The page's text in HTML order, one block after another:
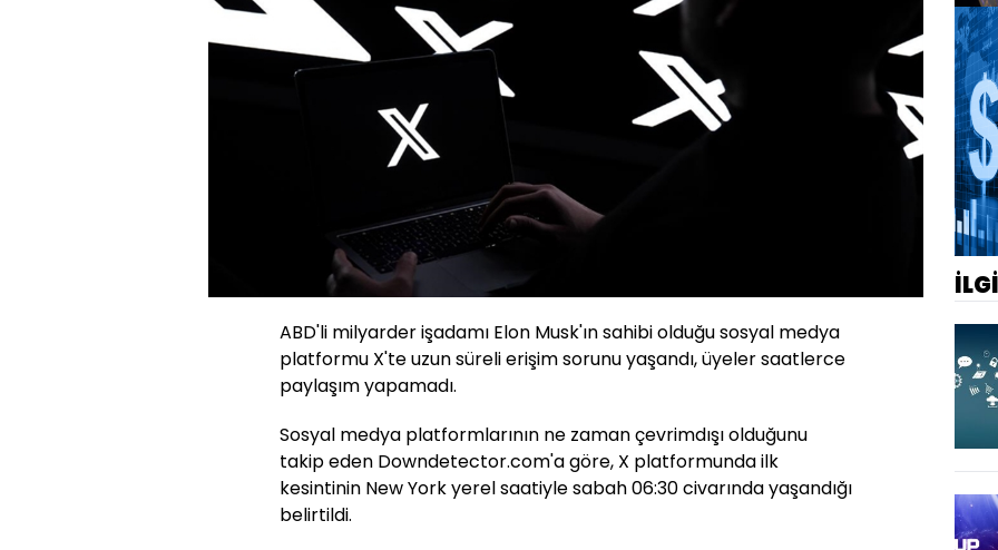
ABD'li milyarder işadamı Elon Musk'ın sahibi olduğu sosyal medya
platformu X'te uzun süreli erişim sorunu yaşandı, üyeler saatlerce
paylaşım yapamadı.
Sosyal medya platformlarının ne zaman çevrimdışı olduğunu
takip eden Downdetector.com'a göre, X platformunda ilk
kesintinin New York yerel saatiyle sabah 06:30 civarında yaşandığı
belirtildi.